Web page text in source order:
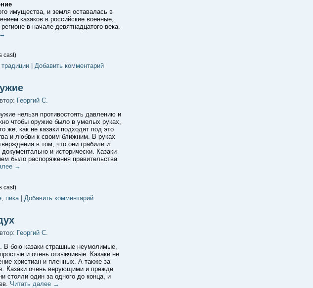
имущества, и земля оставалась в
казаков в российские военные,
в начале девятнадцатого века.
→
cast)
традиции Добавить комментарий
Георгий С.
нельзя противостоять давлению и
чтобы оружие было в умелых руках,
же, как не казаки подходят под это
и любви к своим ближним. В руках
в том, что они грабили и
и исторически. Казаки
было распоряжения правительства
→
cast)
, пика| Добавить комментарий
Георгий С.
В бою казаки страшные неумолимые,
и очень отзывчивые. Казаки не
христиан и пленных. А также за
Казаки очень верующими и прежде
стояли один за одного до конца, и
Читать далее →